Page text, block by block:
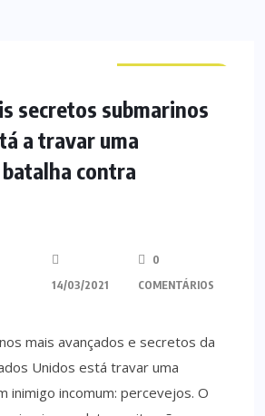
secretos submarinos
a travar uma
contra
14/03/2021
0
COMENTÁRIOS
mais avançados e secretos da
Unidos está travar uma
inimigo incomum: percevejos. O